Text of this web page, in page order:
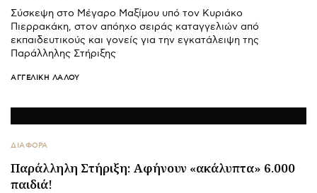
Σύσκεψη στο Μέγαρο Μαξίμου υπό τον Κυριάκο
Πιερρακάκη, στον απόηχο σειράς καταγγελιών από
εκπαιδευτικούς και γονείς για την εγκατάλειψη της
Παράλληλης Στήριξης
ΑΓΓΕΛΙΚΉ ΛΆΛΟΥ
ΔΙΑΦΟΡΑ
Παράλληλη Στήριξη: Αφήνουν «ακάλυπτα» 6.000
παιδιά!